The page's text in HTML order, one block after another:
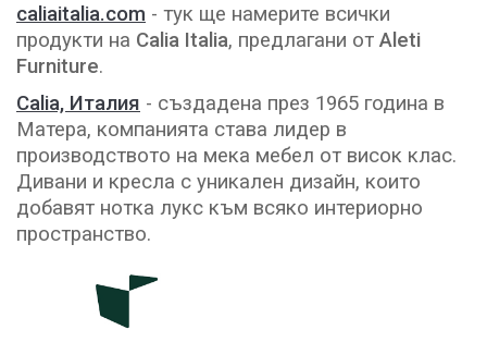
caliaitalia.com - тук ще намерите всички
продукти на Calia Italia, предлагани от Aleti
Furniture.
Calia, Италия - създадена през 1965 година в
Матера, компанията става лидер в
производството на мека мебел от висок клас.
Дивани и кресла с уникален дизайн, които
добавят нотка лукс към всяко интериорно
пространство.